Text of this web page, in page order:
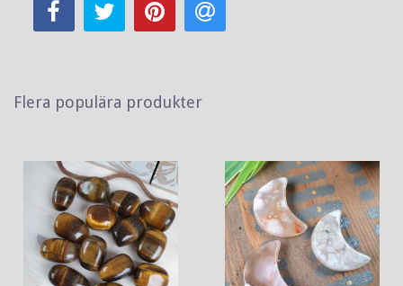
Flera populära produkter